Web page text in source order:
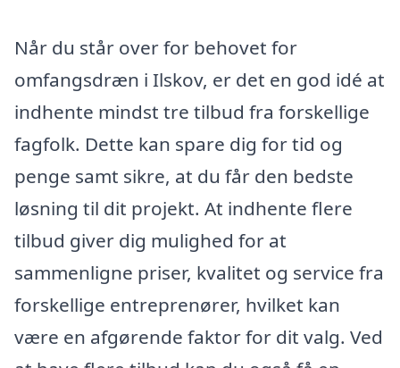
Når du står over for behovet for
omfangsdræn i Ilskov, er det en god idé at
indhente mindst tre tilbud fra forskellige
fagfolk. Dette kan spare dig for tid og
penge samt sikre, at du får den bedste
løsning til dit projekt. At indhente flere
tilbud giver dig mulighed for at
sammenligne priser, kvalitet og service fra
forskellige entreprenører, hvilket kan
være en afgørende faktor for dit valg. Ved